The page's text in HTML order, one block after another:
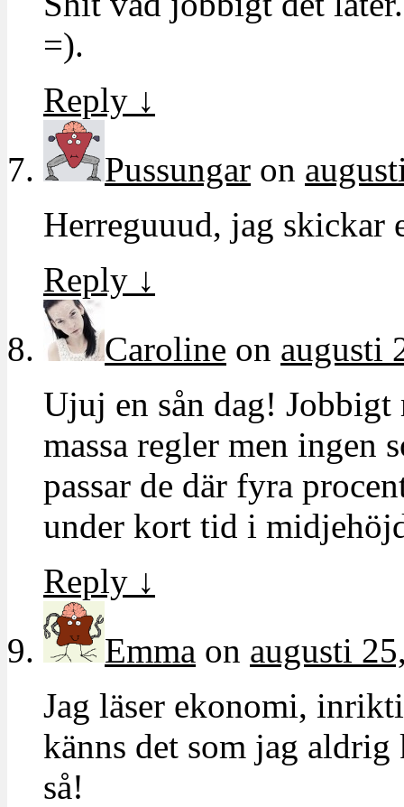
=).
Reply ↓
Pussungar on
Herreguuud, jag skickar
Reply ↓
Caroline on augusti
Ujuj en sån dag! Jobbigt
massa regler men ingen
passar de där fyra
under kort tid i
Reply ↓
Emma on augusti
Jag läser ekonomi,
känns det som jag
så!